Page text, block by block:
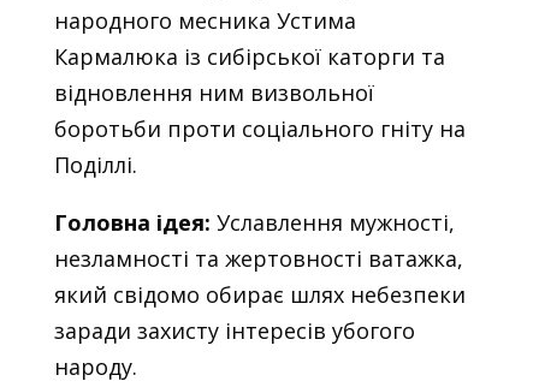
народного месника Устима
Кармалюка із сибірської каторги та
відновлення ним визвольної
боротьби проти соціального гніту на
Поділлі.
Головна ідея: Уславлення мужності,
незламності та жертовності ватажка,
який свідомо обирає шлях небезпеки
заради захисту інтересів убогого
народу.